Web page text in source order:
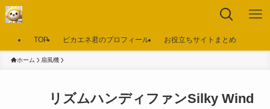
TOP ピカエネ君のプロフィール お役立ちサイトまとめ
ホーム 扇風機
リズムハンディファンSilky Wind